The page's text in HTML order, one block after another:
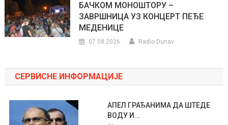
БАЧКОМ МОНОШТОРУ –
ЗАВРШНИЦА УЗ КОНЦЕРТ ПЕЂЕ
МЕДЕНИЦЕ
07.08.2026. Radio Dunav
СЕРВИСНЕ ИНФОРМАЦИЈЕ
АПЕЛ ГРАЂАНИМА ДА ШТЕДЕ
ВОДУ И...